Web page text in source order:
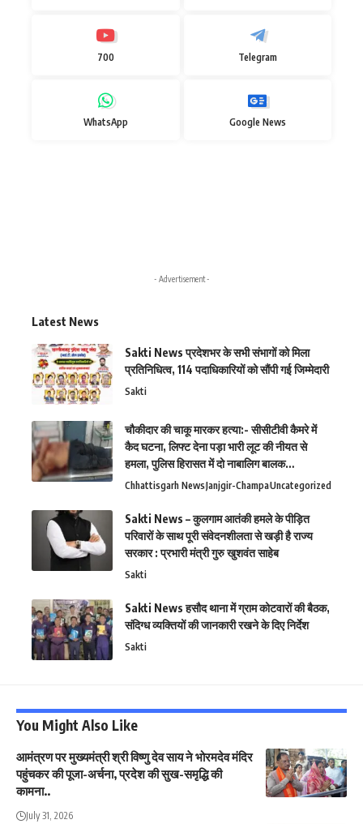
700 Telegram
WhatsApp Google News
- Advertisement -
Latest News
Sakti News प्रदेशभर के सभी संभागों को मिला
प्रतिनिधित्व, 114 पदाधिकारियों को सौंपी गई जिम्मेदारी
Sakti
चौकीदार की चाकू मारकर हत्या:- सीसीटीवी कैमरे में
कैद घटना, लिफ्ट देना पड़ा भारी लूट की नीयत से
हमला, पुलिस हिरासत में दो नाबालिग बालक…
Chhattisgarh NewsJanjgir-ChampaUncategorized
Sakti News – कुलगाम आतंकी हमले के पीड़ित
परिवारों के साथ पूरी संवेदनशीलता से खड़ी है राज्य
सरकार : प्रभारी मंत्री गुरु खुशवंत साहेब
Sakti
Sakti News हसौद थाना में ग्राम कोटवारों की बैठक,
संदिग्ध व्यक्तियों की जानकारी रखने के दिए निर्देश
Sakti
You Might Also Like
आमंत्रण पर मुख्यमंत्री श्री विष्णु देव साय ने भोरमदेव मंदिर
पहुंचकर की पूजा-अर्चना, प्रदेश की सुख-समृद्धि की
कामना..
July 31, 2026